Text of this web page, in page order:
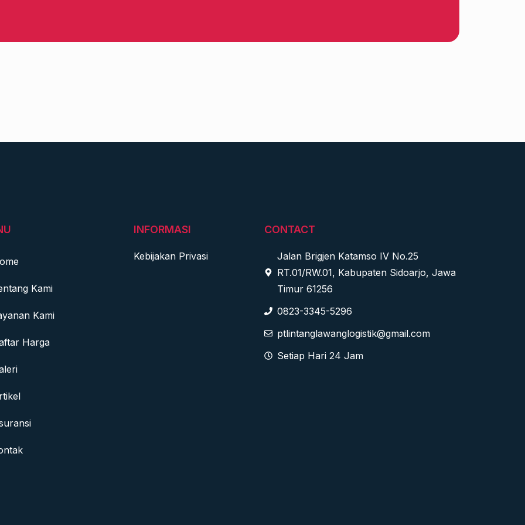
Kami
Kami
Harga
INFORMASI
Kebijakan Privasi
CONTACT
Jalan Brigjen Katamso IV No.25
RT.01/RW.01, Kabupaten Sidoarjo, Jawa
Timur 61256
0823-3345-5296
ptlintanglawanglogistik@gmail.com
Setiap Hari 24 Jam